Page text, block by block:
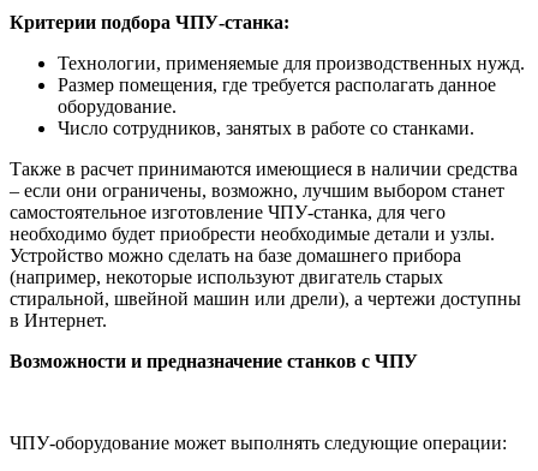
Критерии подбора ЧПУ-станка:
Технологии, применяемые для производственных нужд.
Размер помещения, где требуется располагать данное
оборудование.
Число сотрудников, занятых в работе со станками.
Также в расчет принимаются имеющиеся в наличии средства
– если они ограничены, возможно, лучшим выбором станет
самостоятельное изготовление ЧПУ-станка, для чего
необходимо будет приобрести необходимые детали и узлы.
Устройство можно сделать на базе домашнего прибора
(например, некоторые используют двигатель старых
стиральной, швейной машин или дрели), а чертежи доступны
в Интернет.
Возможности и предназначение станков с ЧПУ
ЧПУ-оборудование может выполнять следующие операции: